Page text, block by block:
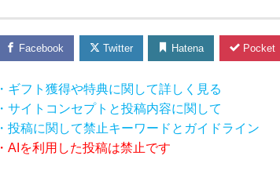
い
ま
し
た。
Facebook Twitter Hatena Pocket
・ギフト獲得や特典に関して詳しく見る
・サイトコンセプトと投稿内容に関して
・投稿に関して禁止キーワードとガイドライン
・AIを利用した投稿は禁止です